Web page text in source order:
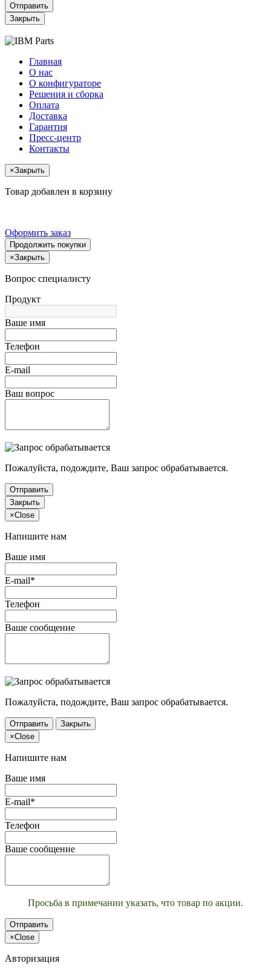
Отправить
Закрыть
Главная
О нас
О конфигураторе
Решения и сборка
Оплата
Доставка
Гарантия
Пресс-центр
Контакты
×Закрыть
Товар добавлен в корзину
Оформить заказ
Продолжить покупки
×Закрыть
Вопрос специалисту
Продукт
Ваше имя
Телефон
E-mail
Ваш вопрос
Пожалуйста, подождите, Ваш запрос обрабатывается.
Отправить
Закрыть
×Close
Напишите нам
Ваше имя
E-mail*
Телефон
Ваше сообщение
Пожалуйста, подождите, Ваш запрос обрабатывается.
Отправить
Закрыть
×Close
Напишите нам
Ваше имя
E-mail*
Телефон
Ваше сообщение
Просьба в примечании указать, что товар по акции.
Отправить
×Close
Авторизация